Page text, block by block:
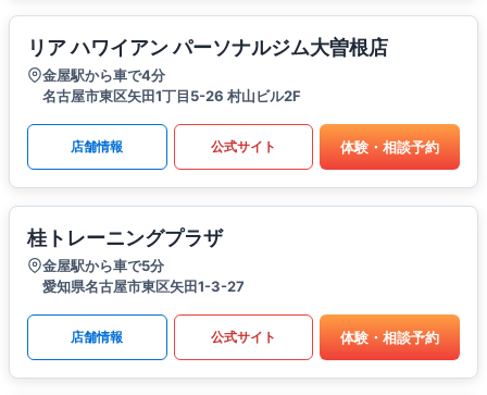
リア ハワイアン パーソナルジム大曽根店
金屋駅から車で4分
名古屋市東区矢田1丁目5-26 村山ビル2F
店舗情報 公式サイト 体験・相談予約
桂トレーニングプラザ
金屋駅から車で5分
愛知県名古屋市東区矢田1-3-27
店舗情報 公式サイト 体験・相談予約